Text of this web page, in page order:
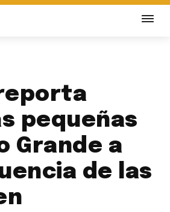
pequeñas
Grande a
de las